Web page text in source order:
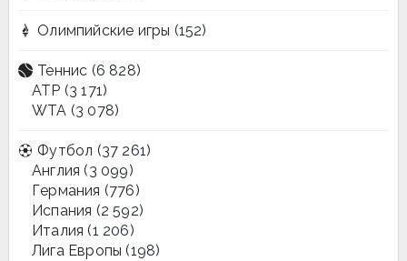
Олимпийские игры (152)
Теннис (6 828)
ATP (3 171)
WTA (3 078)
Футбол (37 261)
Англия (3 099)
Германия (776)
Испания (2 592)
Италия (1 206)
Лига Европы (198)